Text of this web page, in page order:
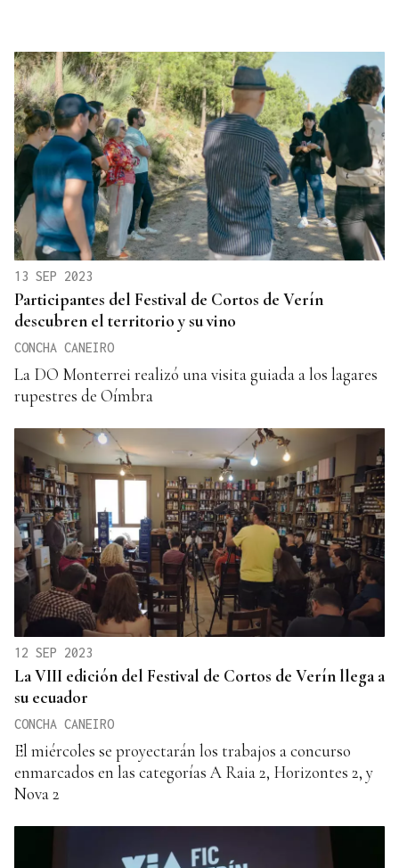
13 SEP 2023
Participantes del Festival de Cortos de Verín
descubren el territorio y su vino
CONCHA CANEIRO
La DO Monterrei realizó una visita guiada a los lagares
rupestres de Oímbra
12 SEP 2023
La VIII edición del Festival de Cortos de Verín llega a
su ecuador
CONCHA CANEIRO
El miércoles se proyectarán los trabajos a concurso
enmarcados en las categorías A Raia 2, Horizontes 2, y
Nova 2